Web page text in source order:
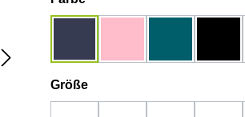
Größeauswählen